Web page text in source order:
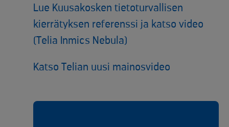
Lue Kuusakosken tietoturvallisen
kierrätyksen referenssi ja katso video
(Telia Inmics Nebula)
Katso Telian uusi mainosvideo